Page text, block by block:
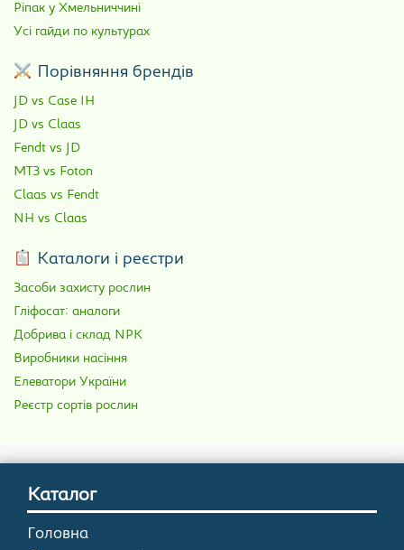
Ріпак у Хмельниччині
Усі гайди по культурах
Порівняння брендів
JD vs Case IH
JD vs Claas
Fendt vs JD
МТЗ vs Foton
Claas vs Fendt
NH vs Claas
Каталоги і реєстри
Засоби захисту рослин
Гліфосат: аналоги
Добрива і склад NPK
Виробники насіння
Елеватори України
Реєстр сортів рослин
Каталог
Головна